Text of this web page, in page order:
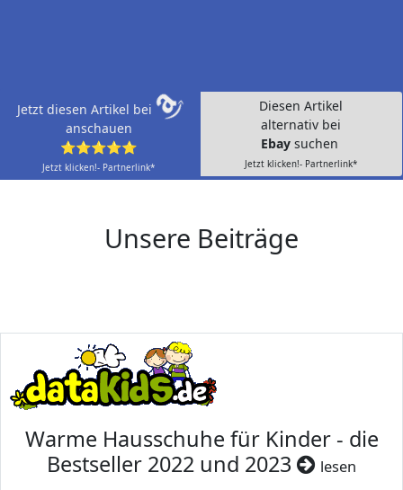
Jetzt diesen Artikel bei
anschauen
⭐⭐⭐⭐⭐
Jetzt klicken!- Partnerlink*
Diesen Artikel
alternativ bei
Ebay suchen
Jetzt klicken!- Partnerlink*
Unsere Beiträge
Warme Hausschuhe für Kinder - die
Bestseller 2022 und 2023
lesen